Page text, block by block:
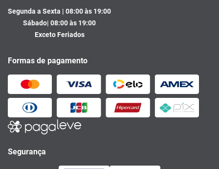
Segunda a Sexta | 08:00 às 19:00
Sábado| 08:00 às 19:00
Exceto Feriados
Formas de pagamento
Segurança